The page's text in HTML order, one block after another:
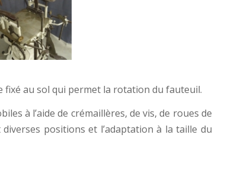
fixé au sol qui permet la rotation du fauteuil.
à l’aide de crémaillères, de vis, de roues de
positions et l’adaptation à la taille du